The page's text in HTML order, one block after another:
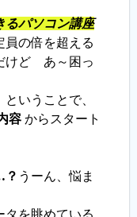
るパソコン講座
員の倍を超える
けど あ～困っ
いうことで、
容 からスタート
？ うーん、悩ま
タを眺めている